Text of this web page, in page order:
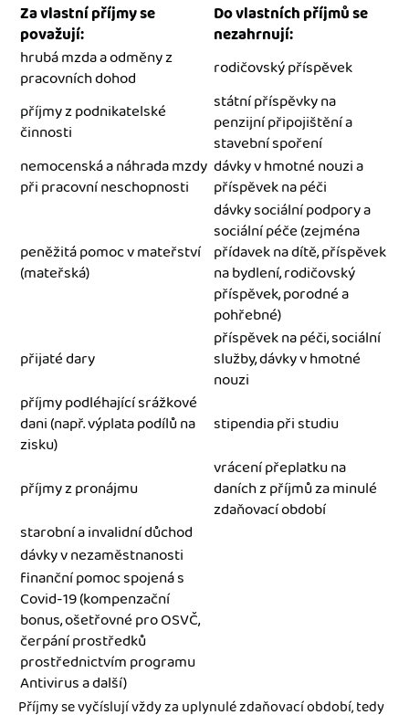
Za vlastní příjmy se
považují:
Do vlastních příjmů se
nezahrnují:
hrubá mzda a odměny z
pracovních dohod
rodičovský příspěvek
příjmy z podnikatelské
činnosti
státní příspěvky na
penzijní připojištění a
stavební spoření
nemocenská a náhrada mzdy
při pracovní neschopnosti
dávky v hmotné nouzi a
příspěvek na péči
peněžitá pomoc v mateřství
(mateřská)
dávky sociální podpory a
sociální péče (zejména
přídavek na dítě, příspěvek
na bydlení, rodičovský
příspěvek, porodné a
pohřebné)
přijaté dary
příspěvek na péči, sociální
služby, dávky v hmotné
nouzi
příjmy podléhající srážkové
dani (např. výplata podílů na
zisku)
stipendia při studiu
příjmy z pronájmu
vrácení přeplatku na
daních z příjmů za minulé
zdaňovací období
starobní a invalidní důchod
dávky v nezaměstnanosti
finanční pomoc spojená s
Covid-19 (kompenzační
bonus, ošetřovné pro OSVČ,
čerpání prostředků
prostřednictvím programu
Antivirus a další)
Příjmy se vyčíslují vždy za uplynulé zdaňovací období, tedy